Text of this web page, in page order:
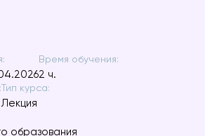
Время обучения:
2 ч.
Тип курса:
Лекция
образования